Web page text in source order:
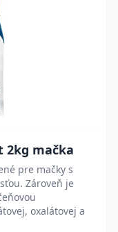
2kg mačka
pre mačky s
Zároveň je
oxalátovej a